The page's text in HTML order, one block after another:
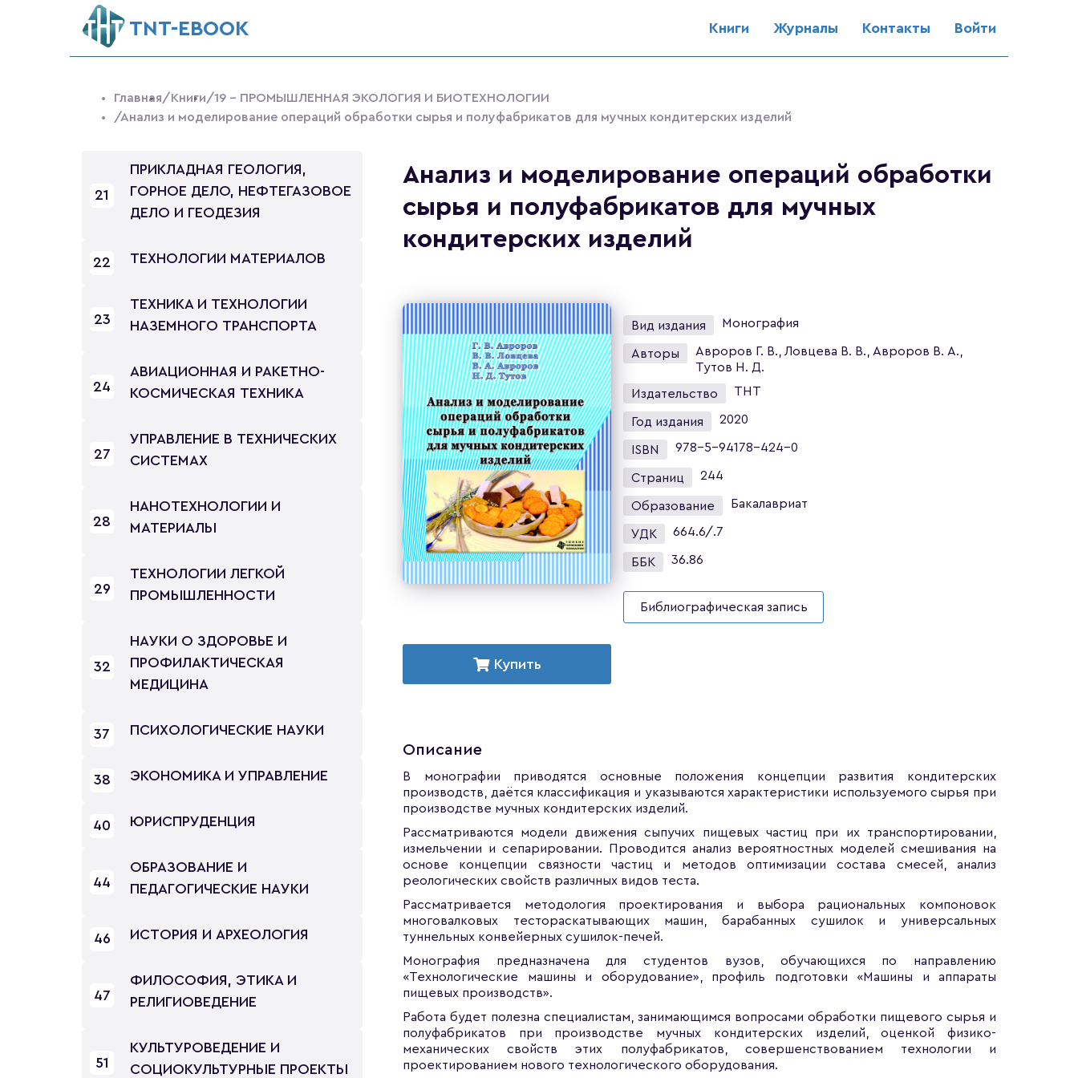
ТNT-EBOOK Книги Журналы Контакты Войти
Главная/Книги/19 - ПРОМЫШЛЕННАЯ ЭКОЛОГИЯ И БИОТЕХНОЛОГИИ
/Анализ и моделирование операций обработки сырья и полуфабрикатов для мучных кондитерских изделий
21
ПРИКЛАДНАЯ ГЕОЛОГИЯ,
ГОРНОЕ ДЕЛО, НЕФТЕГАЗОВОЕ
ДЕЛО И ГЕОДЕЗИЯ
22 ТЕХНОЛОГИИ МАТЕРИАЛОВ
23
ТЕХНИКА И ТЕХНОЛОГИИ
НАЗЕМНОГО ТРАНСПОРТА
24
АВИАЦИОННАЯ И РАКЕТНО-
КОСМИЧЕСКАЯ ТЕХНИКА
27
УПРАВЛЕНИЕ В ТЕХНИЧЕСКИХ
СИСТЕМАХ
28
НАНОТЕХНОЛОГИИ И
МАТЕРИАЛЫ
29
ТЕХНОЛОГИИ ЛЕГКОЙ
ПРОМЫШЛЕННОСТИ
32
НАУКИ О ЗДОРОВЬЕ И
ПРОФИЛАКТИЧЕСКАЯ
МЕДИЦИНА
37 ПСИХОЛОГИЧЕСКИЕ НАУКИ
38 ЭКОНОМИКА И УПРАВЛЕНИЕ
40 ЮРИСПРУДЕНЦИЯ
44
ОБРАЗОВАНИЕ И
ПЕДАГОГИЧЕСКИЕ НАУКИ
46 ИСТОРИЯ И АРХЕОЛОГИЯ
47
ФИЛОСОФИЯ, ЭТИКА И
РЕЛИГИОВЕДЕНИЕ
51
КУЛЬТУРОВЕДЕНИЕ И
СОЦИОКУЛЬТУРНЫЕ ПРОЕКТЫ
Анализ и моделирование операций обработки
сырья и полуфабрикатов для мучных
кондитерских изделий
Купить
Вид издания Монография
Авторы
Авроров Г. В., Ловцева В. В., Авроров В. А.,
Тутов Н. Д.
Издательство ТНТ
Год издания 2020
ISBN 978-5-94178-424-0
Страниц 244
Образование Бакалавриат
УДК 664.6/.7
ББК 36.86
Библиографическая запись
Описание
В монографии приводятся основные положения концепции развития кондитерских
производств, даётся классификация и указываются характеристики используемого сырья при
производстве мучных кондитерских изделий.
Рассматриваются модели движения сыпучих пищевых частиц при их транспортировании,
измельчении и сепарировании. Проводится анализ вероятностных моделей смешивания на
основе концепции связности частиц и методов оптимизации состава смесей, анализ
реологических свойств различных видов теста.
Рассматривается методология проектирования и выбора рациональных компоновок
многовалковых тестораскатывающих машин, барабанных сушилок и универсальных
туннельных конвейерных сушилок-печей.
Монография предназначена для студентов вузов, обучающихся по направлению
«Технологические машины и оборудование», профиль подготовки «Машины и аппараты
пищевых производств».
Работа будет полезна специалистам, занимающимся вопросами обработки пищевого сырья и
полуфабрикатов при производстве мучных кондитерских изделий, оценкой физико-
механических свойств этих полуфабрикатов, совершенствованием технологии и
проектированием нового технологического оборудования.